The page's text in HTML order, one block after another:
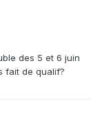
des 5 et 6 juin
fait de qualif?